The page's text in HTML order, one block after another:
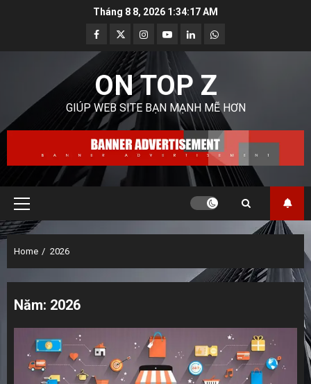
Tháng 8 8, 2026 1:34:18 AM
Facebook
TwitterInstagram
YoutubeLinkedinWhatsapp
ON TOP Z
GIÚP WEB SITE BẠN MẠNH MẼ HƠN
Primary
Menu
Home 2026
Năm: 2026